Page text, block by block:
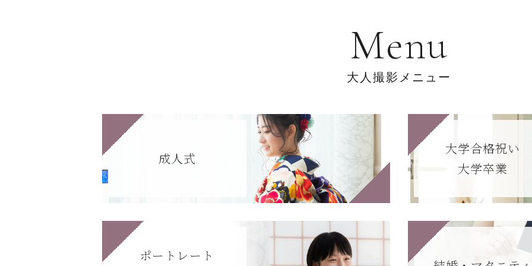
Menu
大 人 撮影 メ ニ ュ ー
成人式
大学合格祝い
大学卒業
ポートレート